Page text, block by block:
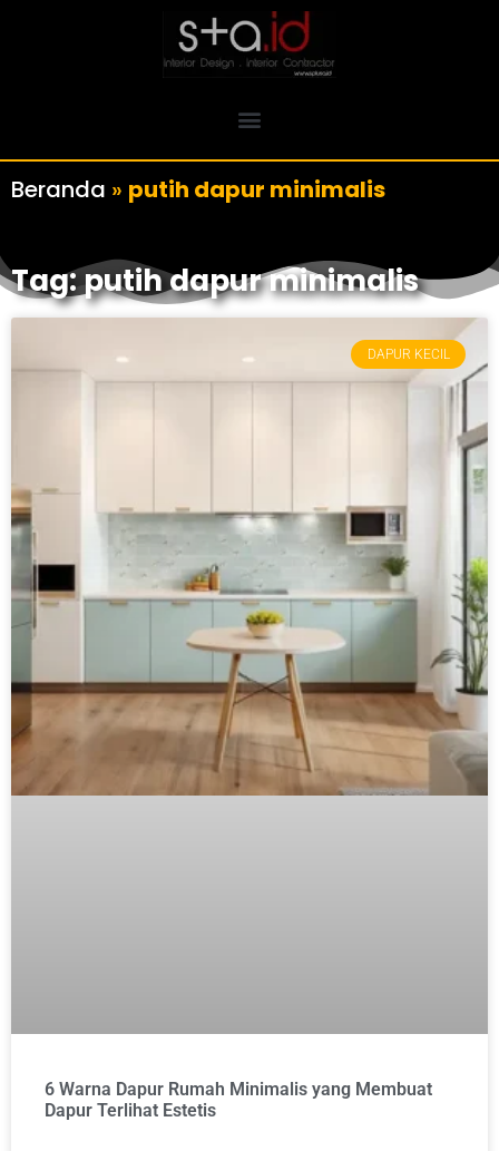
Beranda » putih dapur minimalis
Tag: putih dapur minimalis
DAPUR KECIL
6 Warna Dapur Rumah Minimalis yang Membuat
Dapur Terlihat Estetis